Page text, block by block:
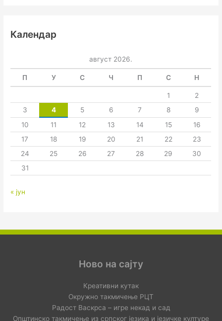
Календар
август 2026.
П У С Ч П С Н
1
2
3
4 5 6 7 8
9
10
11 12 13 14 15
16
17
18 19 20 21 22
23
24
25 26 27 28 29
30
31
« јун
Ново на сајту
Креативни кутак
Окружно такмичење РЦТ
Радост Васкрса – игре некад и сад
Општинско такмичење из српског језика и језичке културе